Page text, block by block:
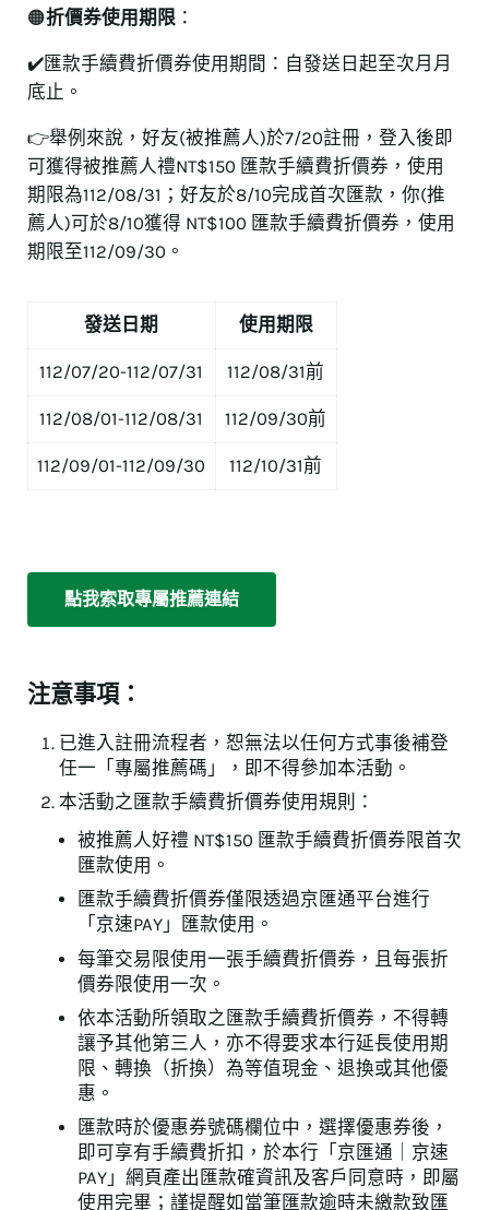
🟠折價券使用期限：
✔️匯款手續費折價券使用期間：自發送日起至次月月
底止。
👉舉例來說，好友(被推薦人)於7/20註冊，登入後即
可獲得被推薦人禮NT$150 匯款手續費折價券，使用
期限為112/08/31；好友於8/10完成首次匯款，你(推
薦人)可於8/10獲得 NT$100 匯款手續費折價券，使用
期限至112/09/30。
發送日期 使用期限
112/07/20-112/07/31 112/08/31前
112/08/01-112/08/31 112/09/30前
112/09/01-112/09/30 112/10/31前
點我索取專屬推薦連結
注意事項：
已進入註冊流程者，恕無法以任何方式事後補登
任一「專屬推薦碼」，即不得參加本活動。
本活動之匯款手續費折價券使用規則：
被推薦人好禮 NT$150 匯款手續費折價券限首次
匯款使用。
匯款手續費折價券僅限透過京匯通平台進行
「京速PAY」匯款使用。
每筆交易限使用一張手續費折價券，且每張折
價券限使用一次。
依本活動所領取之匯款手續費折價券，不得轉
讓予其他第三人，亦不得要求本行延長使用期
限、轉換（折換）為等值現金、退換或其他優
惠。
匯款時於優惠券號碼欄位中，選擇優惠券後，
即可享有手續費折扣，於本行「京匯通｜京速
PAY」網頁產出匯款確資訊及客戶同意時，即屬
使用完畢；謹提醒如當筆匯款逾時未繳款致匯